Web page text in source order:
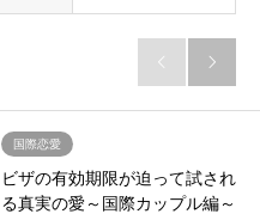
 
国際恋愛
ビザの有効期限が迫って試され
る真実の愛～国際カップル編～